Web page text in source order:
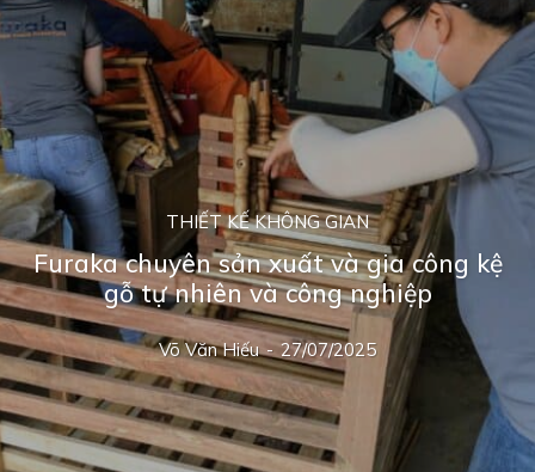
THIẾT KẾ KHÔNG GIAN
Furaka chuyên sản xuất và gia công kệ
gỗ tự nhiên và công nghiệp
Võ Văn Hiếu - 27/07/2025